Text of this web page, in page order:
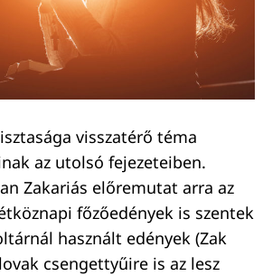
visszatérő téma
az utolsó fejezeteiben.
Zakariás előremutat arra az
főzőedények is szentek
használt edények (Zak
csengettyűire is az lesz